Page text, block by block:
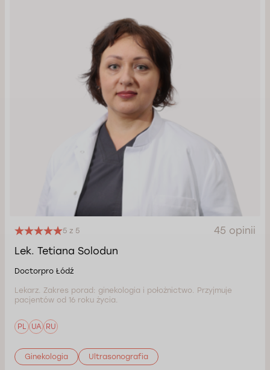
5 z 5
45 opinii
Lek. Tetiana Solodun
Doctorpro Łódź
Lekarz. Zakres porad: ginekologia i położnictwo. Przyjmuje
pacjentów od 16 roku życia.
PL UA RU
Ginekologia Ultrasonografia